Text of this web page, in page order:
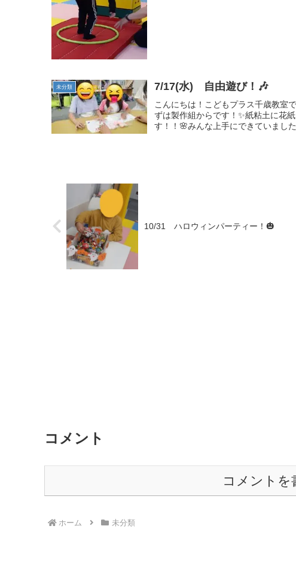
未分類 7/17(水) 自由遊び！🎶
こんにちは！こどもプラス千歳教室
ずは製作組からです！✨紙粘土に花
す！！🌸みんな上手にできていまし
10/31 ハロウィンパーティー！🎃
コメント
コメントを
ホーム 未分類